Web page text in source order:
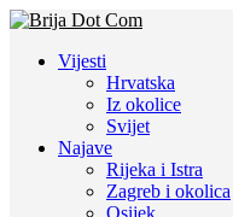
Vijesti
Hrvatska
Iz okolice
Svijet
Najave
Rijeka i Istra
Zagreb i okolica
Osijek